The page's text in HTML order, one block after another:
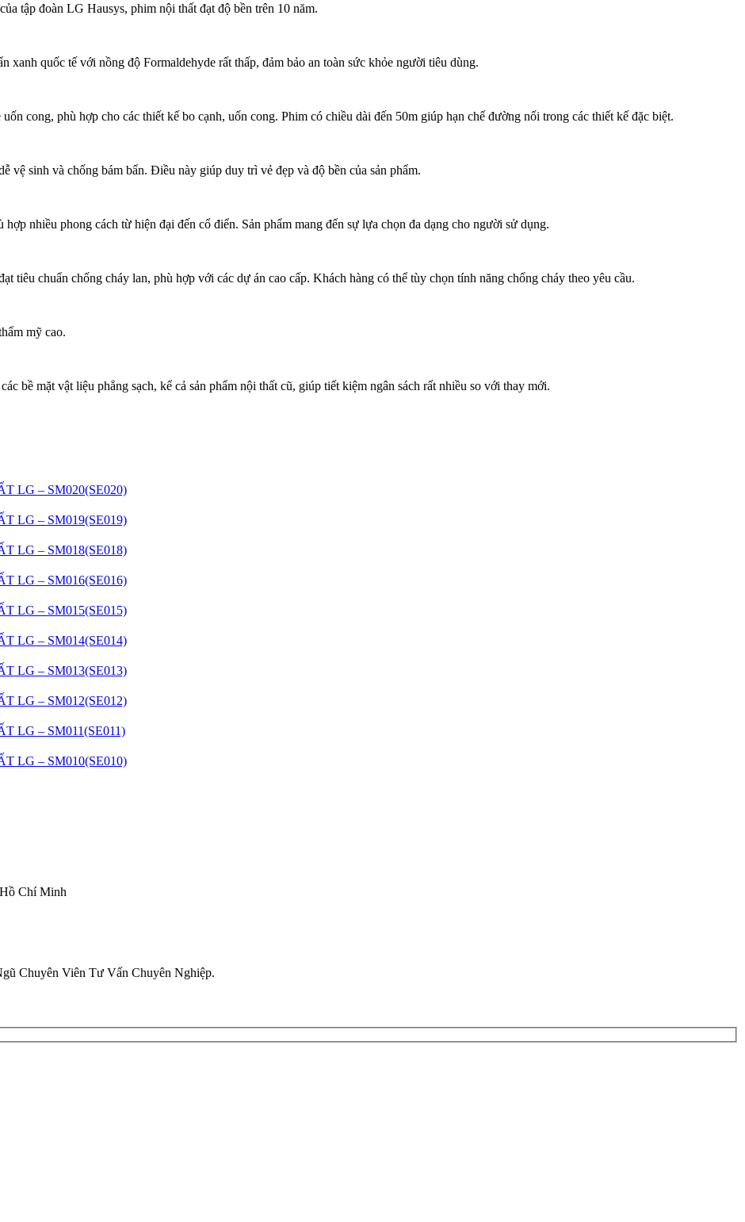
tập đoàn LG Hausys, phim nội thất đạt độ bền trên 10 năm.
xanh quốc tế với nồng độ Formaldehyde rất thấp, đảm bảo an toàn sức khỏe người tiêu dùng.
cong, phù hợp cho các thiết kế bo cạnh, uốn cong. Phim có chiều dài đến 50m giúp hạn chế đường nối trong các thiết kế đặc biệt.
vệ sinh và chống bám bẩn. Điều này giúp duy trì vẻ đẹp và độ bền của sản phẩm.
nhiều phong cách từ hiện đại đến cổ điển. Sản phẩm mang đến sự lựa chọn đa dạng cho người sử dụng.
tiêu chuẩn chống cháy lan, phù hợp với các dự án cao cấp. Khách hàng có thể tùy chọn tính năng chống cháy theo yêu cầu.
mỹ cao.
bề mặt vật liệu phẳng sạch, kể cả sản phẩm nội thất cũ, giúp tiết kiệm ngân sách rất nhiều so với thay mới.
LG – SM020(SE020)
LG – SM019(SE019)
LG – SM018(SE018)
LG – SM016(SE016)
LG – SM015(SE015)
LG – SM014(SE014)
LG – SM013(SE013)
LG – SM012(SE012)
LG – SM011(SE011)
LG – SM010(SE010)
Chí Minh
Chuyên Viên Tư Vấn Chuyên Nghiệp.